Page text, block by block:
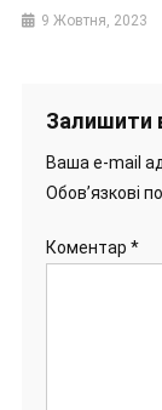
9 Жовтня, 2023
Залишити
Ваша e-mail
Обов’язкові
Коментар *